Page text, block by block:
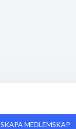
SKAPA MEDLEMSKAP